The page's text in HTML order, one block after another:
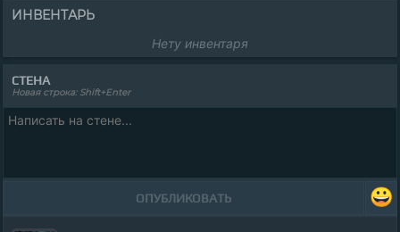
ИНВЕНТАРЬ
Нету инвентаря
СТЕНА
Новая строка: Shift+Enter
ОПУБЛИКОВАТЬ